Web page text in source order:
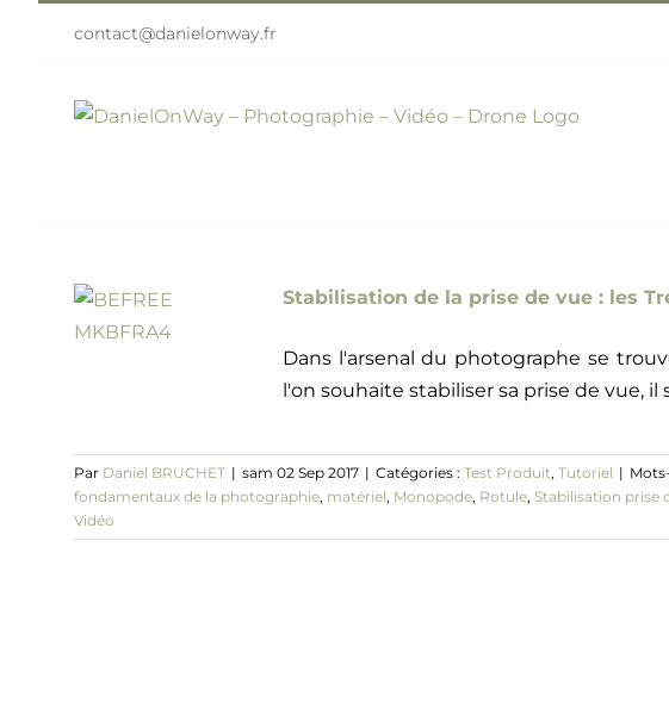
contact@danielonway.fr
Stabilisation de la prise de vue : les
Dans l'arsenal du photographe se
l'on souhaite stabiliser sa prise de vue,
Par Daniel BRUCHET | sam 02 Sep 2017 | Catégories : Test Produit, Tutoriel |
fondamentaux de la photographie, matériel, Monopode, Rotule, Stabilisation prise
Vidéo